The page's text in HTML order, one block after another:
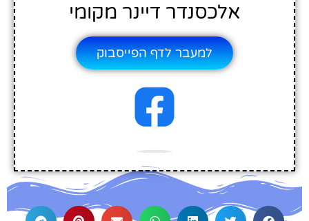
אלכסנדר דיינר מקומי
למעבר לדף הפייסבוק